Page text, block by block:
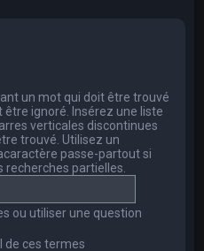
un mot qui doit être trouvé
être ignoré. Insérez une liste
verticales discontinues
trouvé. Utilisez un
passe-partout si
partielles.
ou utiliser une question
de ces termes